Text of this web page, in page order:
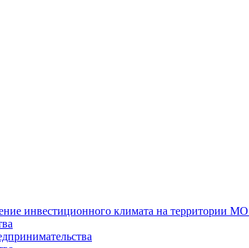
инвестиционного климата на территории